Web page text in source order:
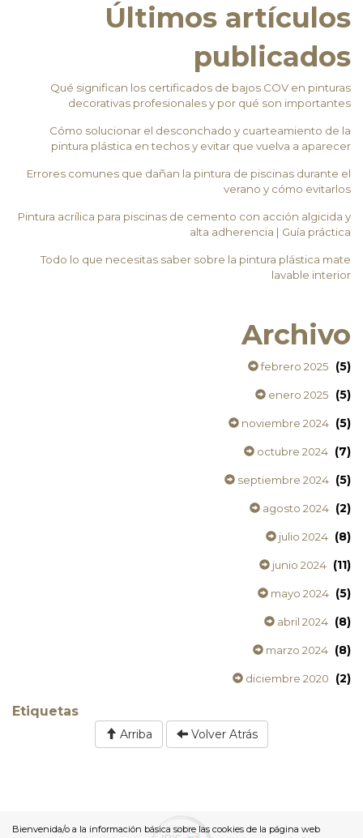
Últimos artículos
publicados
Qué significan los certificados de bajos COV en pinturas
decorativas profesionales y por qué son importantes
Cómo solucionar el desconchado y cuarteamiento de la
pintura plástica en techos y evitar que vuelva a aparecer
Errores comunes que dañan la pintura de piscinas durante el
verano y cómo evitarlos
Pintura acrílica para piscinas de cemento con acción algicida y
alta adherencia | Guía práctica
Todo lo que necesitas saber sobre la pintura plástica mate
lavable interior
Archivo
febrero 2025 (5)
enero 2025 (5)
noviembre 2024 (5)
octubre 2024 (7)
septiembre 2024 (5)
agosto 2024 (2)
julio 2024 (8)
junio 2024 (11)
mayo 2024 (5)
abril 2024 (8)
marzo 2024 (8)
diciembre 2020 (2)
Etiquetas
Arriba Volver Atrás
Bienvenida/o a la información básica sobre las cookies de la página web